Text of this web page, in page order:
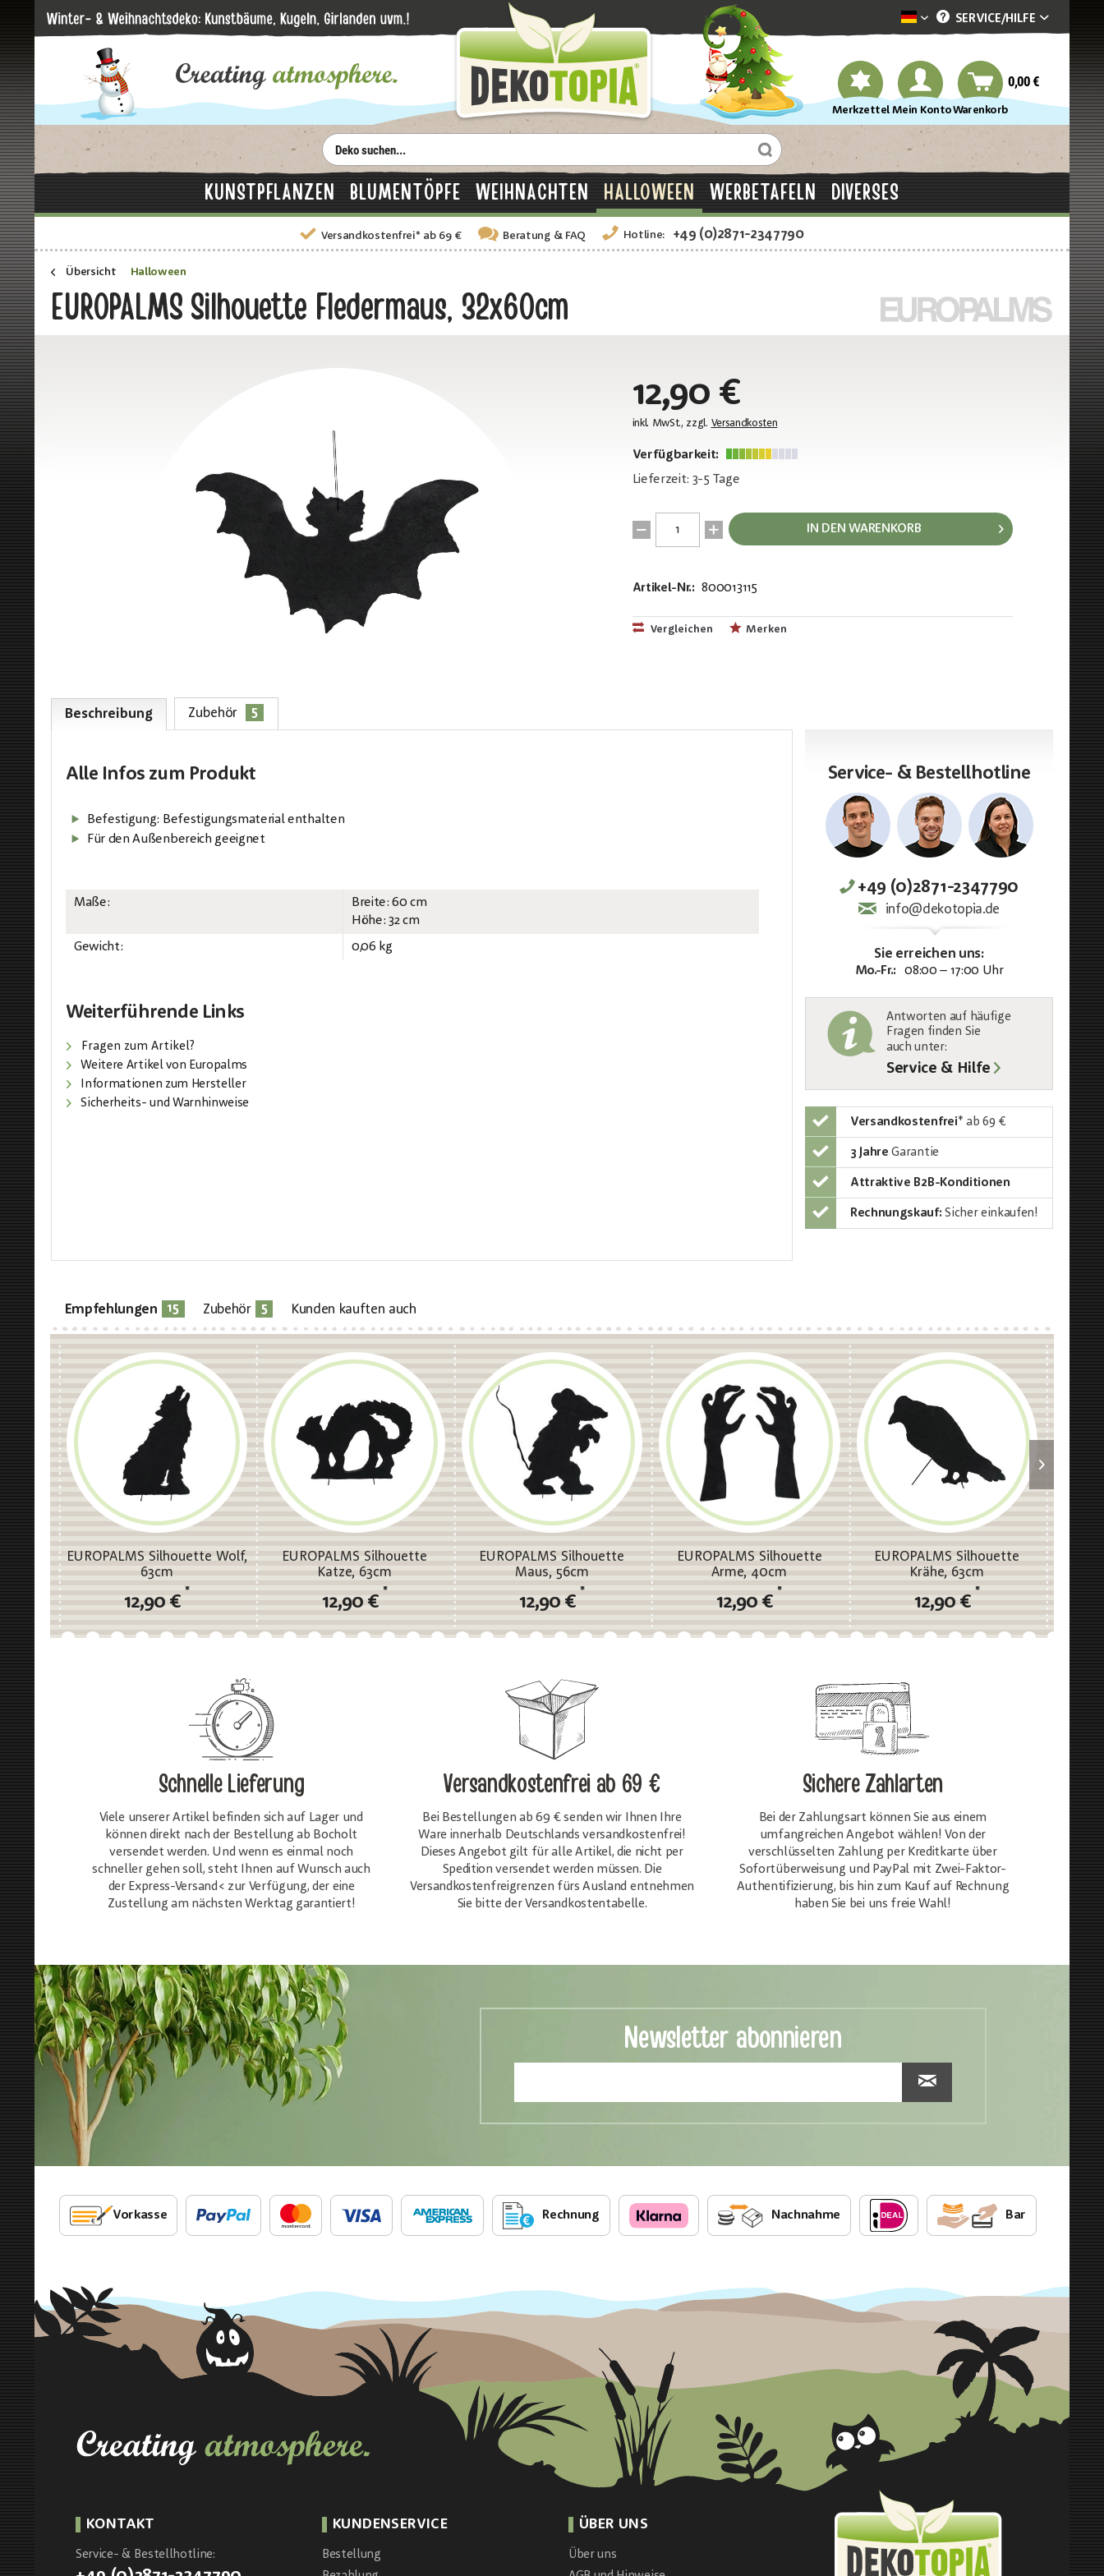
Dekotopia deutsch
SERVICE/HILFE
Merkzettel Mein KontoWarenkorb
0,00 €
KUNSTPFLANZEN BLUMENTÖPFE WEIHNACHTEN HALLOWEEN WERBETAFELN DIVERSES
Versandkostenfrei* ab 69 € Beratung& FAQ Hotline: +49 (0)2871-2347790
Übersicht Halloween
EUROPALMS Silhouette Fledermaus, 32x60cm
12,90 €
inkl. MwSt., zzgl. Versandkosten
Verfügbarkeit:
Lieferzeit: 3-5 Tage
IN DEN WARENKORB
Artikel-Nr.: 800013115
Vergleichen Merken
Beschreibung Zubehör 5
Alle Infos zum Produkt
Befestigung: Befestigungsmaterial enthalten
Für den Außenbereich geeignet
Maße:
Breite: 60 cm
Höhe: 32 cm
Gewicht:
0,06 kg
Weiterführende Links
Fragen zum Artikel?
Weitere Artikel von Europalms
Informationen zum Hersteller
Sicherheits- und Warnhinweise
Service- & Bestellhotline
+49 (0)2871-2347790
info@dekotopia.de
Sie erreichen uns:
Mo.-Fr.: 08:00 – 17:00 Uhr
Antworten auf häufige
Fragen finden Sie
auch unter:
Service & Hilfe
Versandkostenfrei* ab 69 €
3 Jahre Garantie
Attraktive B2B-Konditionen
Rechnungskauf: Sicher einkaufen!
Empfehlungen 15 Zubehör 5 Kunden kauften auch
EUROPALMS Silhouette Wolf,
63cm
12,90 €
*
EUROPALMS Silhouette
Katze, 63cm
12,90 €
*
EUROPALMS Silhouette
Maus, 56cm
12,90 €
*
EUROPALMS Silhouette
Arme, 40cm
12,90 €
*
EUROPALMS Silhouette
Krähe, 63cm
12,90 €
*
Schnelle Lieferung
Viele unserer Artikel befinden sich auf Lager und
können direkt nach der Bestellung ab Bocholt
versendet werden. Und wenn es einmal noch
schneller gehen soll, steht Ihnen auf Wunsch auch
der Express-Versand< zur Verfügung, der eine
Zustellung am nächsten Werktag garantiert!
Versandkostenfrei ab 69 €
Bei Bestellungen ab 69 € senden wir Ihnen Ihre
Ware innerhalb Deutschlands versandkostenfrei!
Dieses Angebot gilt für alle Artikel, die nicht per
Spedition versendet werden müssen. Die
Versandkosten­freigrenzen fürs Ausland entnehmen
Sie bitte der Versandkostentabelle.
Sichere Zahlarten
Bei der Zahlungsart können Sie aus einem
umfangreichen Angebot wählen! Von der
verschlüsselten Zahlung per Kreditkarte über
Sofortüberweisung und PayPal mit Zwei-Faktor-
Authentifizierung, bis hin zum Kauf auf Rechnung
haben Sie bei uns freie Wahl!
Newsletter abonnieren
Vorkasse Rechnung Nachnahme Bar
KONTAKT
Service- & Bestellhotline:
KUNDENSERVICE
Bestellung
ÜBER UNS
Über uns